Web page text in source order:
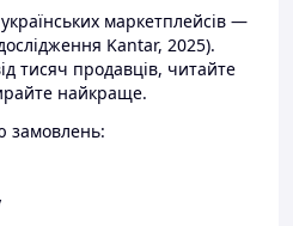
маркетплейсів —
Kantar, 2025).
тисяч продавців, читайте
найкраще.
замовлень: